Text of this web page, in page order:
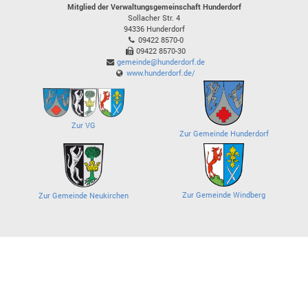
Mitglied der Verwaltungsgemeinschaft Hunderdorf
Sollacher Str. 4
94336 Hunderdorf
09422 8570-0
09422 8570-30
gemeinde@hunderdorf.de
www.hunderdorf.de/
Zur VG
Zur Gemeinde Hunderdorf
Zur Gemeinde Neukirchen Zur Gemeinde Windberg